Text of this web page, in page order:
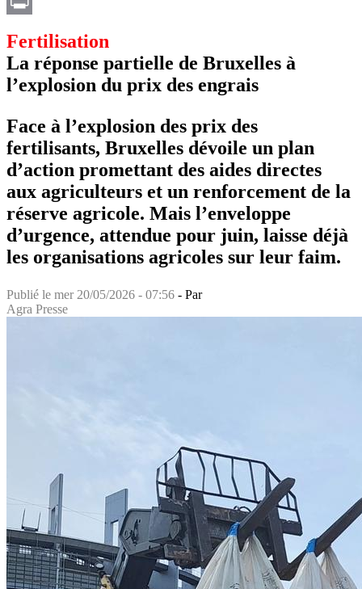
Fertilisation
La réponse partielle de Bruxelles à
l’explosion du prix des engrais
Face à l’explosion des prix des
fertilisants, Bruxelles dévoile un plan
d’action promettant des aides directes
aux agriculteurs et un renforcement de la
réserve agricole. Mais l’enveloppe
d’urgence, attendue pour juin, laisse déjà
les organisations agricoles sur leur faim.
Publié le mer 20/05/2026 - 07:56 - Par
Agra Presse